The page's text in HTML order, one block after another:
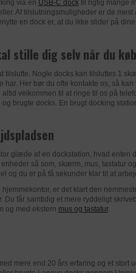
med load balancing for at
company/agreements-and-
på tværs af sider på websitet.
about/privacy-policy
af brugernes adfærd på
udarbejdes analyser.
privacy?hl=da-dk
os med at forstå, hvordan
at samle oplysninger om
af Facebook til at levere
platform, der drives af
about/privacy/update
via en USB-C docktil rigtig mange
Af tilslutningsmuligheder er de
en dock er, at du ikke slider på
stille dig selv når du
tilslutte. Nogle docks kan tilsluttes 1
Her bør du ofte kontakte os, så kan
velkommen til at ringe til os på
brugte docks.​ En brugt docking
glæde af en dockstation, hvad enten
så som, skærm, mus, tastatur
og du er på få sekunder klar til at
er det klart den
Du får samtidig et mere ryddeligt
og med ekstern mus og tastatur.
mere end 20 års erfaring og et stort